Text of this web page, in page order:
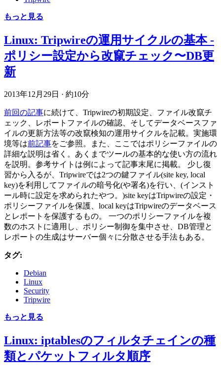
もっと見る
Linux: Tripwireの運用サイクルの基本 -
ポリシー設定から改竄チェック〜DB更
新
2013年12月29日 · 約10分
前回の記事に続けて、Tripwireの初期設定、ファイル改竄チ
ェック、レポートファイルの確認、そしてデータベースファ
イルの更新方法等の改竄検知の運用サイクルを記載。実施環
境等は前記事をご参照。また、ここではポリシーファイルの
詳細な説明は省く。あくまでツールの基本的な使い方の流れ
を説明。参考サイトは例によって記事末尾に掲載。 少し復
習から入るが、Tripwireでは2つの鍵ファイル(site key, local
key)を利用してファイルの暗号化(や署名)を行い、(インスト
ール時に設定を求められたやつ。)site keyはTripwireの設定・
ポリシーファイルを保護、local keyはTripwireのデータベース
とレポートを保護するもの。 一つのポリシーファイルを複
数のホストに適用し、ポリシー制御を集中させ、DB管理と
レポートの生成はサーバー個々に分散させる手法もある。
タグ:
Debian
Linux
Security
Tripwire
もっと見る
Linux: iptablesのフィルタチェインの種
類とパケットフィルタ順序